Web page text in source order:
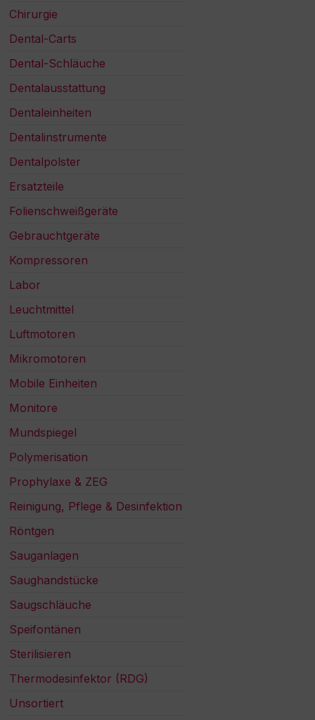
Chirurgie
Dental-Carts
Dental-Schläuche
Dentalausstattung
Dentaleinheiten
Dentalinstrumente
Dentalpolster
Ersatzteile
Folienschweißgeräte
Gebrauchtgeräte
Kompressoren
Labor
Leuchtmittel
Luftmotoren
Mikromotoren
Mobile Einheiten
Monitore
Mundspiegel
Polymerisation
Prophylaxe & ZEG
Reinigung, Pflege & Desinfektion
Röntgen
Sauganlagen
Saughandstücke
Saugschläuche
Speifontänen
Sterilisieren
Thermodesinfektor (RDG)
Unsortiert